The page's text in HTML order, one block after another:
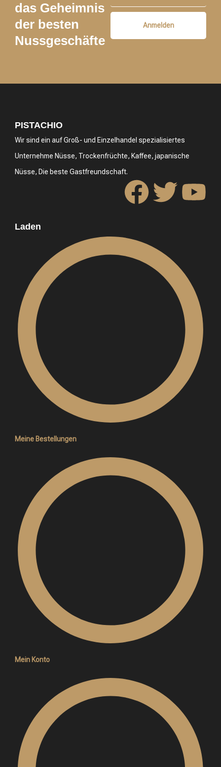
das Geheimnis
der besten
Nussgeschäfte
Anmelden
PISTACHIO
Wir sind ein auf Groß- und Einzelhandel spezialisiertes
Unternehme Nüsse, Trockenfrüchte, Kaffee, japanische
Nüsse, Die beste Gastfreundschaft.
Laden
Meine Bestellungen
Mein Konto